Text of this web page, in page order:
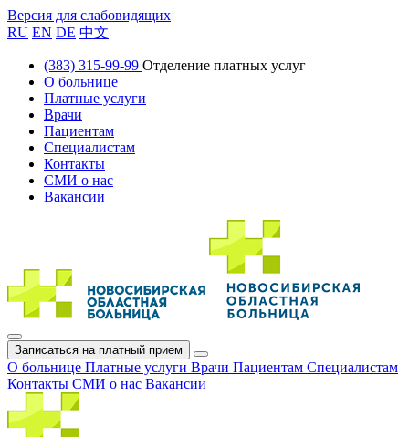
Версия для слабовидящих
RU EN DE 中文
(383) 315-99-99 Отделение платных услуг
О больнице
Платные услуги
Врачи
Пациентам
Специалистам
Контакты
СМИ о нас
Вакансии
Записаться на платный прием
О больнице Платные услуги Врачи Пациентам Специалистам
Контакты СМИ о нас Вакансии